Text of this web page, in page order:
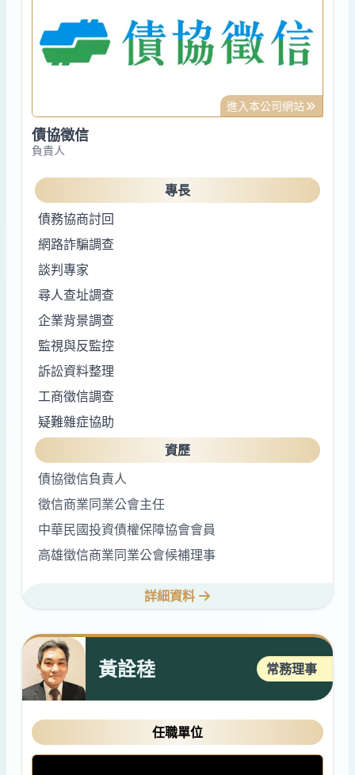
專長
債務協商討回
網路詐騙調查
談判專家
尋人查址調查
企業背景調查
監視與反監控
訴訟資料整理
工商徵信調查
疑難雜症協助
資歷
債協徵信負責人
徵信商業同業公會主任
中華民國投資債權保障協會會員
高雄徵信商業同業公會候補理事
進入本公司網站
債協徵信
負責人
詳細資料
黃詮稑 常務理事
任職單位